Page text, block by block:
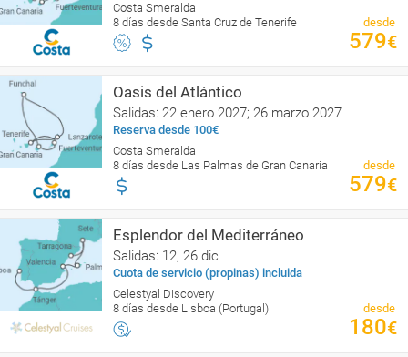
Costa Smeralda
8 días desde Santa Cruz de Tenerife
desde
579€
Oasis del Atlántico
Salidas: 22 enero 2027; 26 marzo 2027
Reserva desde 100€
Costa Smeralda
8 días desde Las Palmas de Gran Canaria
desde
579€
Esplendor del Mediterráneo
Salidas: 12, 26 dic
Cuota de servicio (propinas) incluida
Celestyal Discovery
8 días desde Lisboa (Portugal)
desde
180€